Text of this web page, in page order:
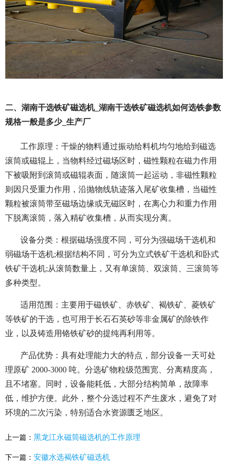
二、湖南干选铁矿磁选机_湖南干选铁矿磁选机如何选铁参数
规格一般是多少_生产厂
工作原理：干燥的物料通过振动给料机均匀地给到磁选
滚筒或磁辊上，当物料经过磁场区时，磁性颗粒在磁力作用
下被吸附到滚筒或磁辊表面，随滚筒一起运动，非磁性颗粒
则因只受重力作用，沿抛物线轨迹落入尾矿收集槽，当磁性
颗粒被滚筒带至磁场边缘或无磁区时，在离心力和重力作用
下脱离滚筒，落入精矿收集槽，从而实现分离。
设备分类：根据磁场强度不同，可分为强磁场干选机和
弱磁场干选机;根据结构不同，可分为立式铁矿干选机和卧式
铁矿干选机;从滚筒数量上，又有单滚筒、双滚筒、三滚筒等
多种类型。
适用范围：主要用于磁铁矿、赤铁矿、褐铁矿、菱铁矿
等铁矿的干选，也可用于长石石英砂等非金属矿的除铁作
业，以及铸造用铬铁矿砂的提纯再利用等。
产品优势：具有处理能力大的特点，部分设备一天可处
理原矿 2000-3000 吨。分选矿物粒级范围宽、分离精度高，
且不堵塞。同时，设备能耗低，大部分结构简单，故障率
低，维护方便。此外，整个分选过程不产生废水，避免了对
环境的二次污染，特别适合水资源匮乏地区。
上一篇： 黑龙江永磁筒磁选机的工作原理
下一篇： 安徽水选褐铁矿磁选机